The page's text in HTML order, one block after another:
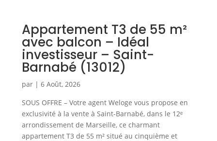
Appartement T3 de 55 m²
avec balcon – Idéal
investisseur – Saint-
Barnabé (13012)
par | 6 Août, 2026
SOUS OFFRE – Votre agent Weloge vous propose en
exclusivité à la vente à Saint-Barnabé, dans le 12ᵉ
arrondissement de Marseille, ce charmant
appartement T3 de 55 m² situé au cinquième et